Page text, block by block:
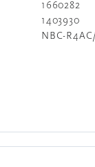
1660282
1403930
NBC-